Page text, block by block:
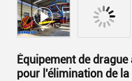
Équipement de
pour l'élimination de la